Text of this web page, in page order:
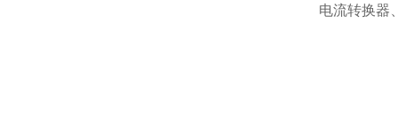
电流转换器